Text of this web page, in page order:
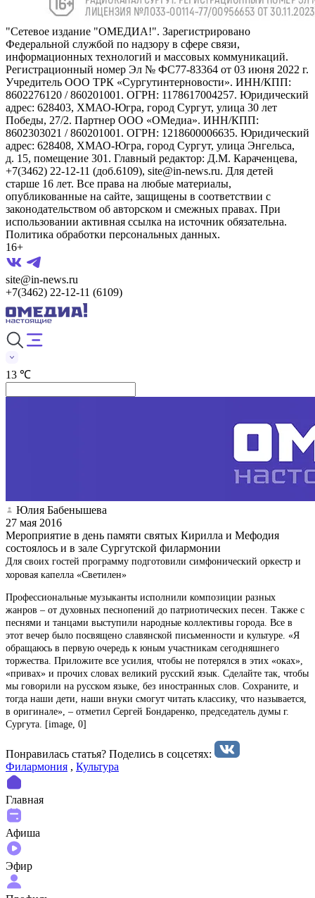
"Сетевое издание "ОМЕДИА!". Зарегистрировано
Федеральной службой по надзору в сфере связи,
информационных технологий и массовых коммуникаций.
Регистрационный номер Эл № ФС77-83364 от 03 июня 2022 г.
Учредитель ООО ТРК «Сургутинтерновости». ИНН/КПП:
8602276120 / 860201001. ОГРН: 1178617004257. Юридический
адрес: 628403, ХМАО-Югра, город Сургут, улица 30 лет
Победы, 27/2. Партнер ООО «ОМедиа». ИНН/КПП:
8602303021 / 860201001. ОГРН: 1218600006635. Юридический
адрес: 628408, ХМАО-Югра, город Сургут, улица Энгельса,
д. 15, помещение 301. Главный редактор: Д.М. Караченцева,
+7(3462) 22-12-11 (доб.6109), site@in-news.ru. Для детей
старше 16 лет. Все права на любые материалы,
опубликованные на сайте, защищены в соответствии с
законодательством об авторском и смежных правах. При
использовании активная ссылка на источник обязательна.
Политика обработки персональных данных.
16+
site@in-news.ru
+7(3462) 22-12-11 (6109)
13 ℃
Юлия Бабенышева
27 мая 2016
Мероприятие в день памяти святых Кирилла и Мефодия
состоялось и в зале Сургутской филармонии
Для своих гостей программу подготовили симфонический оркестр и
хоровая капелла «Светилен»
Профессиональные музыканты исполнили композиции разных
жанров – от духовных песнопений до патриотических песен. Также с
песнями и танцами выступили народные коллективы города. Все в
этот вечер было посвящено славянской письменности и культуре. «Я
обращаюсь в первую очередь к юным участникам сегодняшнего
торжества. Приложите все усилия, чтобы не потерялся в этих «оках»,
«привах» и прочих словах великий русский язык. Сделайте так, чтобы
мы говорили на русском языке, без иностранных слов. Сохраните, и
тогда наши дети, наши внуки смогут читать классику, что называется,
в оригинале», – отметил Сергей Бондаренко, председатель думы г.
Сургута. [image, 0]
Понравилась статья? Поделиcь в соцсетях:
Филармония , Культура
Главная
Афиша
Эфир